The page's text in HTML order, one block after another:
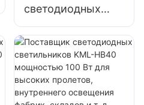
светодиодных
прожекторов
KML-FL2C 200 Вт
для освещения
наружных
парковок и